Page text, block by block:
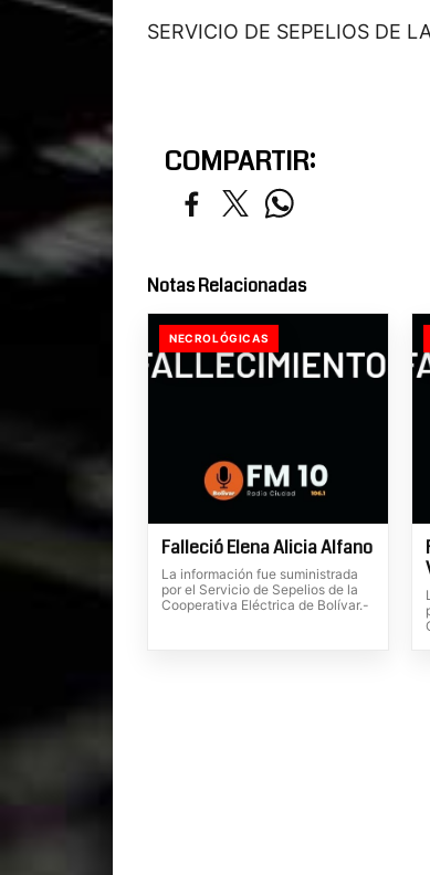
SERVICIO DE SEPELIOS DE
COMPARTIR:
Notas Relacionadas
NECROLÓGICAS
Falleció Elena Alicia Alfano
La información fue suministrada
por el Servicio de Sepelios de la
Cooperativa Eléctrica de Bolívar.-